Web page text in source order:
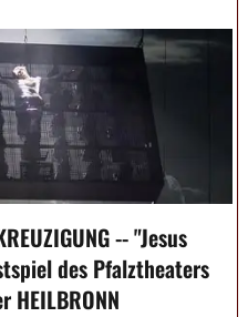
-- "Jesus
des Pfalztheaters